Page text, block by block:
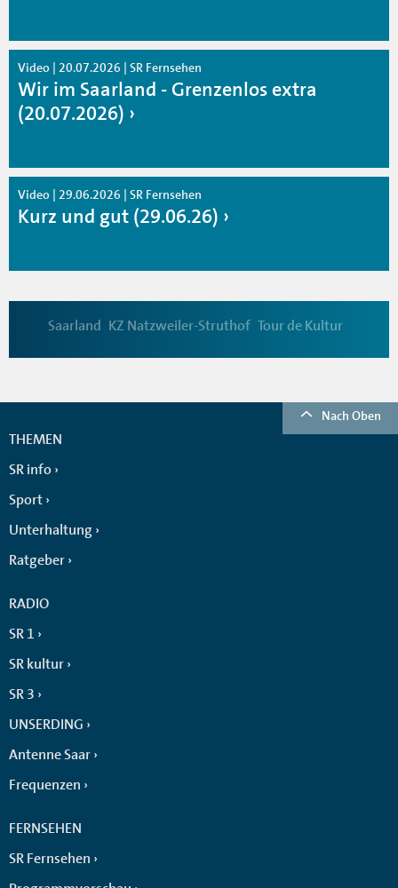
Video | 20.07.2026 | SR Fernsehen
Wir im Saarland - Grenzenlos extra
(20.07.2026)
Video | 29.06.2026 | SR Fernsehen
Kurz und gut (29.06.26)
Saarland KZ Natzweiler-Struthof Tour de Kultur
Nach Oben
THEMEN
SR info
Sport
Unterhaltung
Ratgeber
RADIO
SR 1
SR kultur
SR 3
UNSERDING
Antenne Saar
Frequenzen
FERNSEHEN
SR Fernsehen